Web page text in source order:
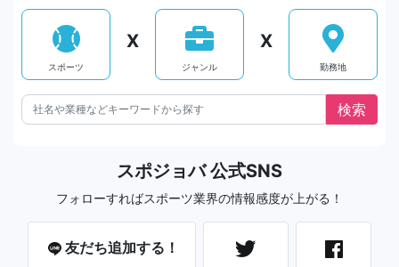
スポーツ
X
ジャンル
X
勤務地
スポジョバ 公式SNS
フォローすればスポーツ業界の情報感度が上がる！
友だち追加する！